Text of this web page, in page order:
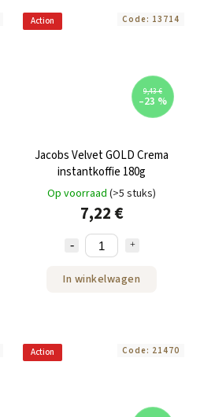
Action
9,43 €
–23 %
Jacobs Velvet GOLD Crema
instantkoffie 180g
Op voorraad (>5 stuks)
7,22 €
In winkelwagen
Code: 13714
Action Code: 21470